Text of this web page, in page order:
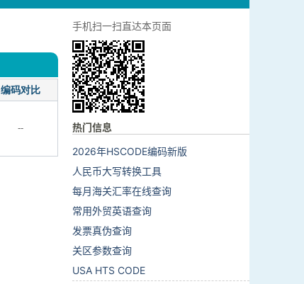
编码对比
--
手机扫一扫直达本页面
热门信息
2026年HSCODE编码新版
人民币大写转换工具
每月海关汇率在线查询
常用外贸英语查询
发票真伪查询
关区参数查询
USA HTS CODE